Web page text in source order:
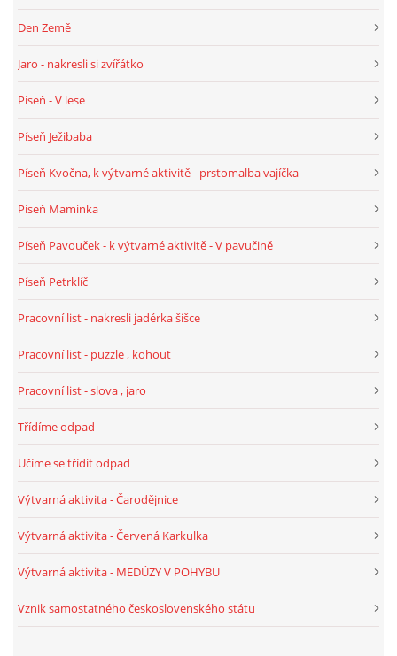
DOPORUČUJI
PORTFÓLIO DÍTĚTE
POKUSY
PSYCHOHYGIENA PRO UČITELKY
DĚTSKÝ VZTEK
EFEKTIVNÍ KOMUNIKACE S DĚTMI
Den Země
Jaro - nakresli si zvířátko
Píseň - V lese
Píseň Ježibaba
Píseň Kvočna, k výtvarné aktivitě - prstomalba vajíčka
Píseň Maminka
Píseň Pavouček - k výtvarné aktivitě - V pavučině
Píseň Petrklíč
Pracovní list - nakresli jadérka šišce
Pracovní list - puzzle , kohout
Pracovní list - slova , jaro
Třídíme odpad
Učíme se třídit odpad
Výtvarná aktivita - Čarodějnice
Výtvarná aktivita - Červená Karkulka
Výtvarná aktivita - MEDÚZY V POHYBU
Vznik samostatného československého státu